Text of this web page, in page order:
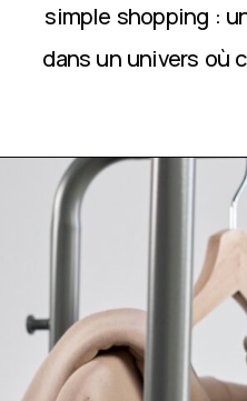
simple shopping :
dans un univers où